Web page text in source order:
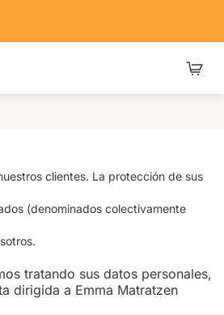
clientes. La protección de sus
(denominados colectivamente
tratando sus datos personales,
dirigida a Emma Matratzen